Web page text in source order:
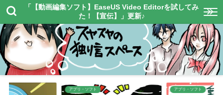
「【動画編集ソフト】EaseUS Video Editorを試してみ
た！【宣伝】」更新♪
アプリ・ソフト アプリ・ソフト